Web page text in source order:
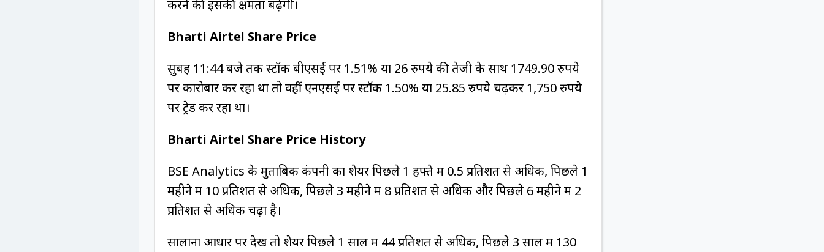
करने की इसकी क्षमता बढ़ेगी।
Bharti Airtel Share Price
सुबह 11:44 बजे तक स्टॉक बीएसई पर 1.51% या 26 रुपये की तेजी के साथ 1749.90 रुपये
पर कारोबार कर रहा था तो वहीं एनएसई पर स्टॉक 1.50% या 25.85 रुपये चढ़कर 1,750 रुपये
पर ट्रेड कर रहा था।
Bharti Airtel Share Price History
BSE Analytics के मुताबिक कंपनी का शेयर पिछले 1 हफ्ते में 0.5 प्रतिशत से अधिक, पिछले 1
महीने में 10 प्रतिशत से अधिक, पिछले 3 महीने में 8 प्रतिशत से अधिक और पिछले 6 महीने में 2
प्रतिशत से अधिक चढ़ा है।
सालाना आधार पर देखें तो शेयर पिछले 1 साल में 44 प्रतिशत से अधिक, पिछले 3 साल में 130